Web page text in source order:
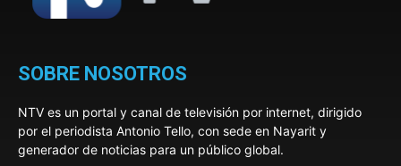
SOBRE NOSOTROS
NTV es un portal y canal de televisión por internet, dirigido
por el periodista Antonio Tello, con sede en Nayarit y
generador de noticias para un público global.